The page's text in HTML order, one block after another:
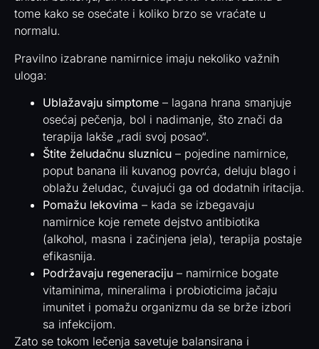
tome kako se osećate i koliko brzo se vraćate u
normalu.
Pravilno izabrane namirnice imaju nekoliko važnih
uloga:
Ublažavaju simptome – lagana hrana smanjuje
osećaj pečenja, bol i nadimanje, što znači da
terapija lakše „radi svoj posao“.
Štite želudačnu sluznicu – pojedine namirnice,
poput banana ili kuvanog povrća, deluju blago i
oblažu želudac, čuvajući ga od dodatnih iritacija.
Pomažu lekovima – kada se izbegavaju
namirnice koje remete dejstvo antibiotika
(alkohol, masna i začinjena jela), terapija postaje
efikasnija.
Podržavaju regeneraciju – namirnice bogate
vitaminima, mineralima i probioticima jačaju
imunitet i pomažu organizmu da se brže izbori
sa infekcijom.
Zato se tokom lečenja savetuje balansirana i